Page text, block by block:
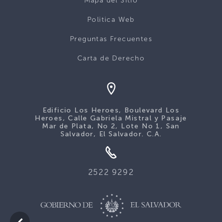
Politica Web
Preguntas Frecuentes
Carta de Derecho
Edificio Los Heroes, Boulevard Los
Heroes, Calle Gabriela Mistral y Pasaje
Mar de Plata, No 2, Lote No 1, San
Salvador, El Salvador. C.A.
2522 9292